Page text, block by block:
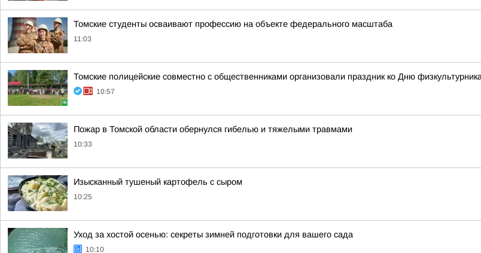
Томские студенты осваивают профессию на объекте федерального масштаба
11:03
Томские полицейские совместно с общественниками организовали праздник ко Дню
10:57
Пожар в Томской области обернулся гибелью и тяжелыми травмами
10:33
Изысканный тушеный картофель с сыром
10:25
Уход за хостой осенью: секреты зимней подготовки для вашего сада
10:10